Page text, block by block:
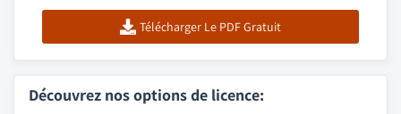
Télécharger Le PDF Gratuit
Découvrez nos options de licence: